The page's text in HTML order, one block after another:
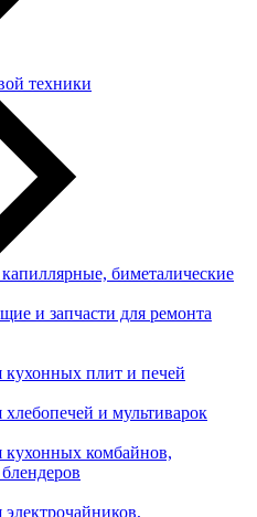
техники
биметалические
и запчасти для ремонта
кухонных плит и печей
хлебопечей и мультиварок
кухонных комбайнов,
электрочайников,